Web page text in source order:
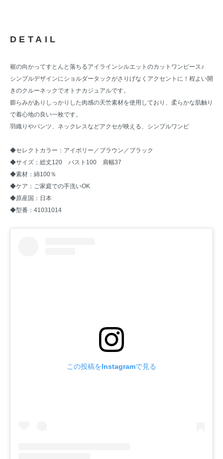
DETAIL
裾の向かってすとんと落ちるアイラインシルエットのカットワンピース♪
シンプルデザインにショルダータックがさりげなくアクセントに！程よい開
きのクルーネックでオトナカジュアルです。
膨らみがありしっかりした肉感の天竺素材を使用しており、柔らかな肌触り
で着心地の良い一枚です。
羽織りやパンツ、ネックレスなどアクセが映える、シンプルワンピ
◆セレクトカラー：アイボリー／ブラウン／ブラック
◆サイズ：総丈120 バスト100 肩幅37
◆素材：綿100％
◆ケア：ご家庭での手洗いOK
◆原産国：日本
◆型番：41031014
この投稿をInstagramで見る